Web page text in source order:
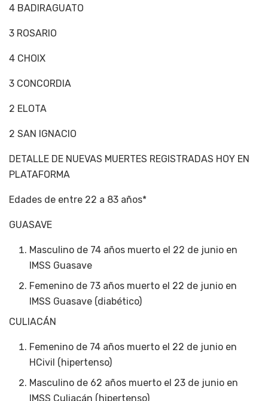
4 BADIRAGUATO
3 ROSARIO
4 CHOIX
3 CONCORDIA
2 ELOTA
2 SAN IGNACIO
DETALLE DE NUEVAS MUERTES REGISTRADAS HOY EN
PLATAFORMA
Edades de entre 22 a 83 años*
GUASAVE
Masculino de 74 años muerto el 22 de junio en
IMSS Guasave
Femenino de 73 años muerto el 22 de junio en
IMSS Guasave (diabético)
CULIACÁN
Femenino de 74 años muerto el 22 de junio en
HCivil (hipertenso)
Masculino de 62 años muerto el 23 de junio en
IMSS Culiacán (hipertenso)